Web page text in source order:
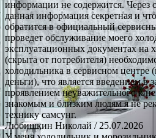
информации не содержится. Через
данная информация секретная и
обратится в официальный
проведет обслуживание моего
эксплуатационных документах на
(скрыта от потребителя)
холодильника в сервисном центре
деньги), что является введением в
проявлением неуважительного к
знакомым и близким людям я не
технику самсунг.
Любишкин Николай / 25.07.2026